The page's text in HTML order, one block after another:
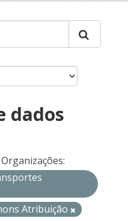
dados
Organizações:
Atribuição